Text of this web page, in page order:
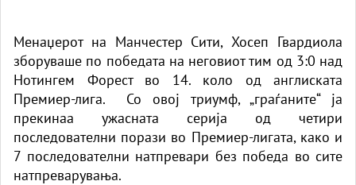
Менаџерот на Манчестер Сити, Хосеп Гвардиола
зборуваше по победата на неговиот тим од 3:0 над
Нотингем Форест во 14. коло од англиската
Премиер-лига. Со овој триумф, „граѓаните“ ја
прекинаа ужасната серија од четири
последователни порази во Премиер-лигата, како и
7 последователни натпревари без победа во сите
натпреварувања.